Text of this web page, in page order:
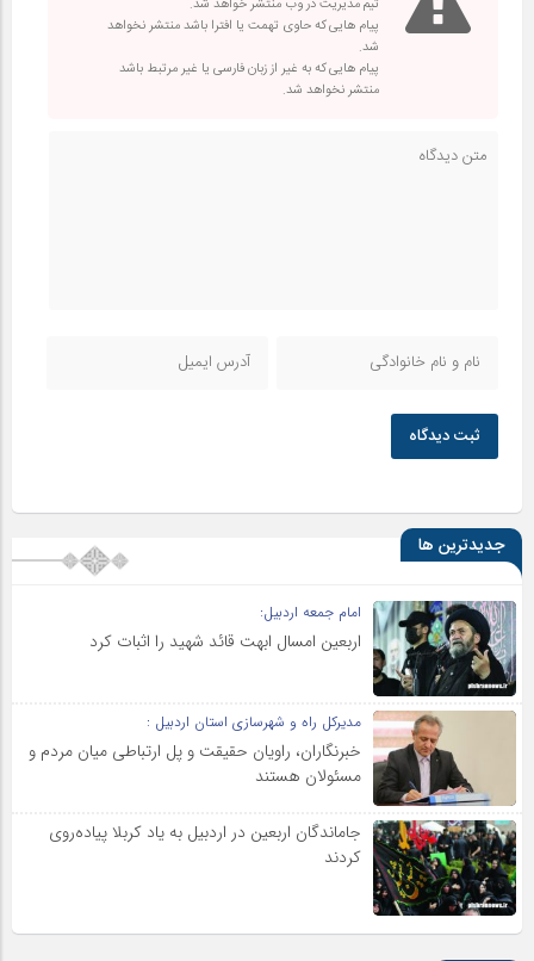
تیم مدیریت در وب منتشر خواهد شد.
پیام هایی که حاوی تهمت یا افترا باشد منتشر نخواهد
شد.
پیام هایی که به غیر از زبان فارسی یا غیر مرتبط باشد
منتشر نخواهد شد.
ثبت دیدگاه
جدیدترین ها
امام جمعه اردبیل:
اربعین امسال ابهت قائد شهید را اثبات کرد
مدیرکل راه و شهرسازی استان اردبیل :
خبرنگاران، راویان حقیقت و پل ارتباطی میان مردم و
مسئولان هستند
جاماندگان اربعین در اردبیل به یاد کربلا پیاده‌روی
کردند